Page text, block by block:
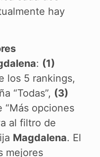
hay
: (1)
los 5 rankings,
“Todas”, (3)
“Más opciones
al filtro de
Magdalena. El
mejores